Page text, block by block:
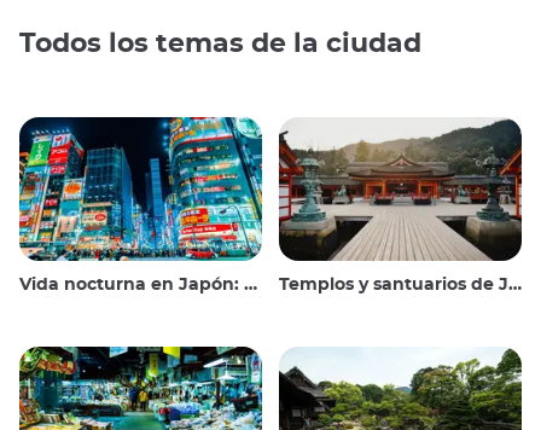
Todos los temas de la ciudad
Vida nocturna en Japón: salir, ver y beber Templos y santuarios de Japón